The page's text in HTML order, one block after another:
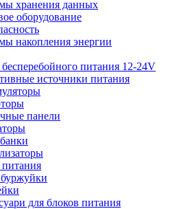
хранения данных
оборудование
накопления энергии
питания 12-24V
источники питания
панели
для блоков питания